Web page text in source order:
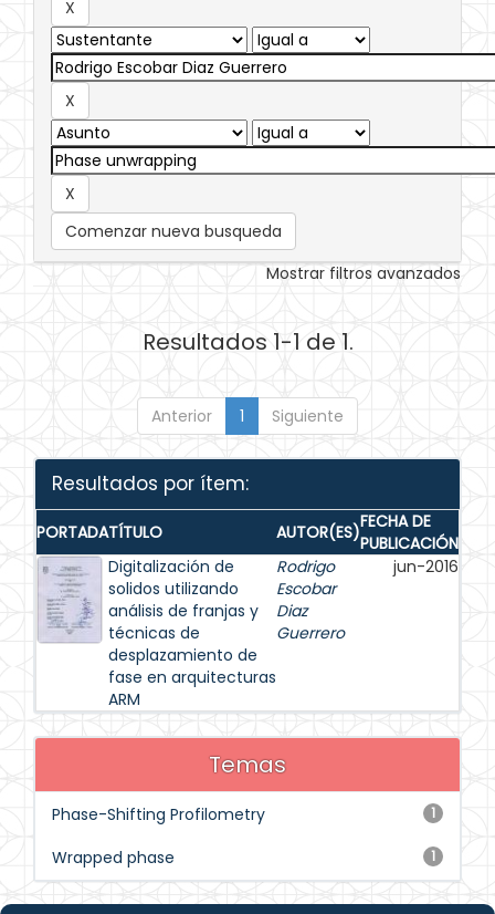
Comenzar nueva busqueda
Mostrar filtros avanzados
Resultados 1-1 de 1.
Anterior 1 Siguiente
Resultados por ítem:
PORTADATÍTULO AUTOR(ES)FECHA DE
PUBLICACIÓN
Digitalización de
solidos utilizando
análisis de franjas y
técnicas de
desplazamiento de
fase en arquitecturas
ARM
Rodrigo
Escobar
Diaz
Guerrero
jun-2016
Temas
1
Phase-Shifting Profilometry
1
Wrapped phase